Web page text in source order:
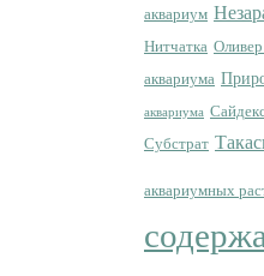
аквариум
Нитчатка
аквариума
аквариума
Субстрат
аквариумных